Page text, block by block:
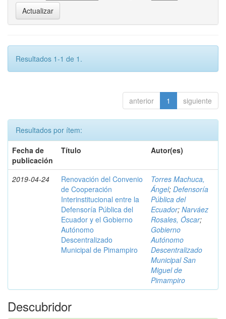
Resultados 1-1 de 1.
anterior 1 siguiente
Resultados por ítem:
Fecha de
publicación
Título Autor(es)
2019-04-24
Renovación del Convenio
de Cooperación
Interinstitucional entre la
Defensoría Pública del
Ecuador y el Gobierno
Autónomo
Descentralizado
Municipal de Pimampiro
Torres Machuca,
Ángel; Defensoría
Pública del
Ecuador; Narváez
Rosales, Óscar;
Gobierno
Autónomo
Descentralizado
Municipal San
Miguel de
Pimampiro
Descubridor